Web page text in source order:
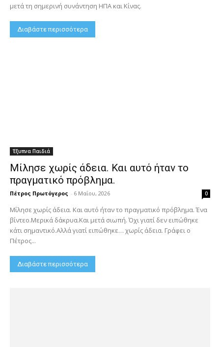
μετά τη σημερινή συνάντηση ΗΠΑ και Κίνας.
Διαβάστε περισσότερα
Έξυπνα Παιδιά
Μίλησε χωρίς άδεια. Και αυτό ήταν το
πραγματικό πρόβλημα.
Πέτρος Πρωτόγερος - 6 Μαΐου, 2026 0
Μίλησε χωρίς άδεια. Και αυτό ήταν το πραγματικό πρόβλημα. Ένα
βίντεο.Μερικά δάκρυα.Και μετά σιωπή. Όχι γιατί δεν ειπώθηκε
κάτι σημαντικό.Αλλά γιατί ειπώθηκε… χωρίς άδεια. Γράφει ο
Πέτρος...
Διαβάστε περισσότερα